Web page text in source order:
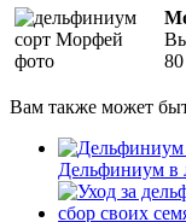
Вам также может
Дельфиниум в